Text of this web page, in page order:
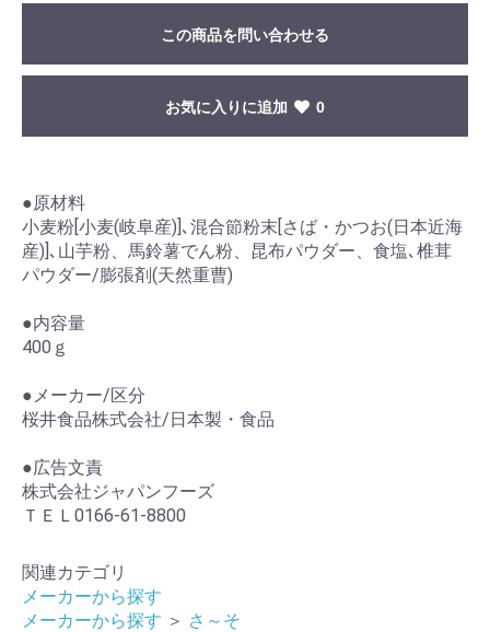
この商品を問い合わせる
お気に入りに追加 0
●原材料
小麦粉[小麦(岐阜産)]､混合節粉末[さば・かつお(日本近海
産)]､山芋粉、馬鈴薯でん粉、昆布パウダー、食塩､椎茸
パウダー/膨張剤(天然重曹)
●内容量
400ｇ
●メーカー/区分
桜井食品株式会社/日本製・食品
●広告文責
株式会社ジャパンフーズ
ＴＥＬ0166-61-8800
関連カテゴリ
メーカーから探す
メーカーから探す ＞ さ～そ